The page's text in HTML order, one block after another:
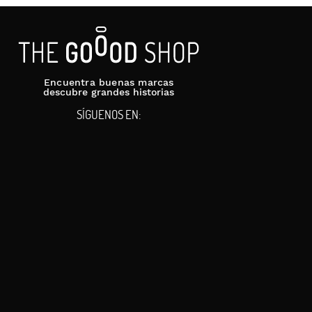
Encuentra buenas marcas
descubre grandes historias
SÍGUENOS EN: